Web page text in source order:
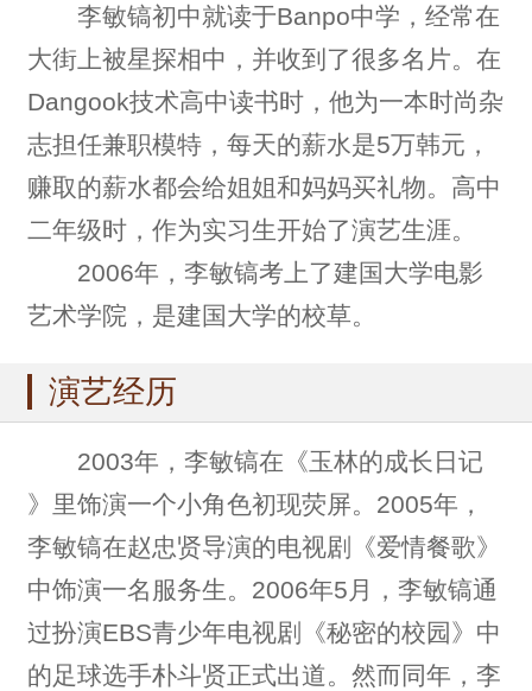
李敏镐初中就读于Banpo中学，经常在
大街上被星探相中，并收到了很多名片。在
Dangook技术高中读书时，他为一本时尚杂
志担任兼职模特，每天的薪水是5万韩元，
赚取的薪水都会给姐姐和妈妈买礼物。高中
二年级时，作为实习生开始了演艺生涯。
2006年，李敏镐考上了建国大学电影
艺术学院，是建国大学的校草。
演艺经历
2003年，李敏镐在《玉林的成长日记
》里饰演一个小角色初现荧屏。2005年，
李敏镐在赵忠贤导演的电视剧《爱情餐歌》
中饰演一名服务生。2006年5月，李敏镐通
过扮演EBS青少年电视剧《秘密的校园》中
的足球选手朴斗贤正式出道。然而同年，李